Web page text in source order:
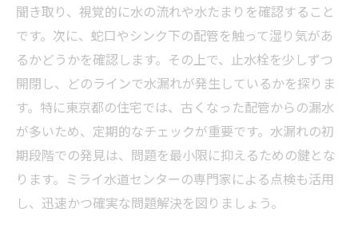
聞き取り、視覚的に水の流れや水たまりを確認すること
です。次に、蛇口やシンク下の配管を触って湿り気があ
るかどうかを確認します。その上で、止水栓を少しずつ
開閉し、どのラインで水漏れが発生しているかを探りま
す。特に東京都の住宅では、古くなった配管からの漏水
が多いため、定期的なチェックが重要です。水漏れの初
期段階での発見は、問題を最小限に抑えるための鍵とな
ります。ミライ水道センターの専門家による点検も活用
し、迅速かつ確実な問題解決を図りましょう。